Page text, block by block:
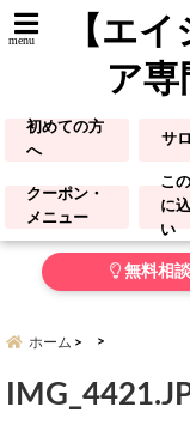
menu
【エ
ア専
初めての方
へ
サ
クーポン・
メニュー
こ
に
い
無料相
ホーム